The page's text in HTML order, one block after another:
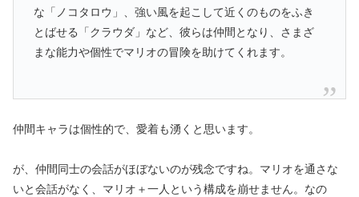
な「ノコタロウ」、強い風を起こして近くのものをふき
とばせる「クラウダ」など、彼らは仲間となり、さまざ
まな能力や個性でマリオの冒険を助けてくれます。
仲間キャラは個性的で、愛着も湧くと思います。
が、仲間同士の会話がほぼないのが残念ですね。マリオを通さな
いと会話がなく、マリオ＋一人という構成を崩せません。なの